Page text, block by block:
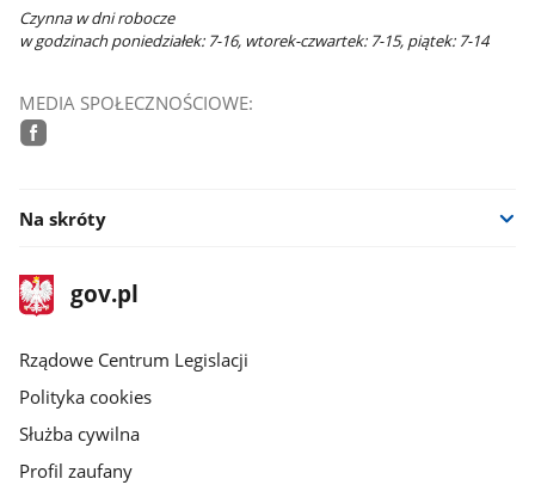
Czynna w dni robocze
w godzinach poniedziałek: 7-16, wtorek-czwartek: 7-15, piątek: 7-14
MEDIA SPOŁECZNOŚCIOWE:
Na skróty
stopka
gov.plStrona
gov.pl
Rządowe Centrum Legislacji
Polityka cookies
Służba cywilna
Profil zaufany